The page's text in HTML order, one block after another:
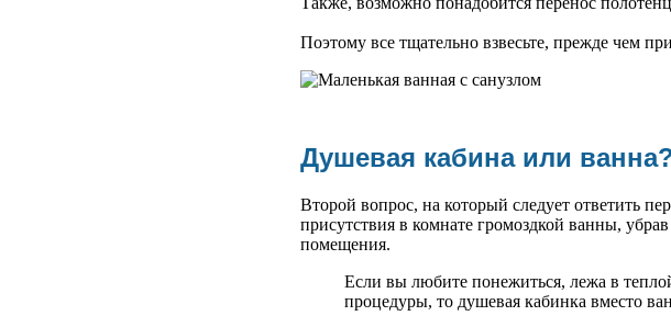
Поэтому все тщательно взвесьте, прежде чем
Душевая кабина или
Второй вопрос, на который следует ответить
присутствия в комнате громоздкой ванны,
помещения.
Если вы любите понежиться, лежа в
процедуры, то душевая кабинка вместо